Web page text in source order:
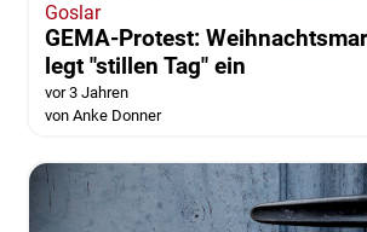
Goslar
GEMA-Protest:
legt "stillen Tag" ein
vor 3 Jahren
von Anke Donner